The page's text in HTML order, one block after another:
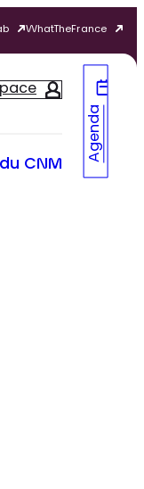
WhatTheFrance
CNM
Agenda